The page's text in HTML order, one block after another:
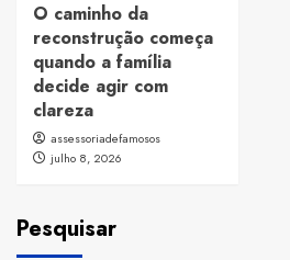
O caminho da
reconstrução começa
quando a família
decide agir com
clareza
assessoriadefamosos
julho 8, 2026
Pesquisar